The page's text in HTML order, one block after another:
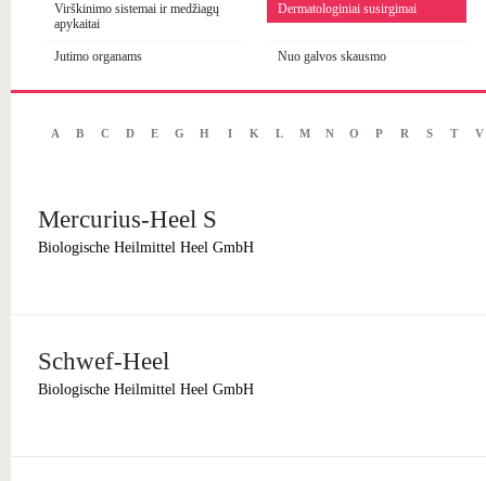
Virškinimo sistemai ir medžiagų
apykaitai
Dermatologiniai susirgimai
Jutimo organams Nuo galvos skausmo
A B C D E G H I K L M N O P R S T V
Mercurius-Heel S
Biologische Heilmittel Heel GmbH
Schwef-Heel
Biologische Heilmittel Heel GmbH